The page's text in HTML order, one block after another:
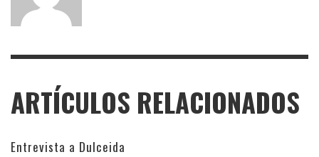
ARTÍCULOS RELACIONADOS
Entrevista a Dulceida